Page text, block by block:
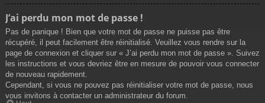
J’ai perdu mon mot de passe !
Pas de panique ! Bien que votre mot de passe ne puisse pas être
récupéré, il peut facilement être réinitialisé. Veuillez vous rendre sur la
page de connexion et cliquer sur « J’ai perdu mon mot de passe ». Suivez
les instructions et vous devriez être en mesure de pouvoir vous connecter
de nouveau rapidement.
Cependant, si vous ne pouvez pas réinitialiser votre mot de passe, nous
vous invitons à contacter un administrateur du forum.